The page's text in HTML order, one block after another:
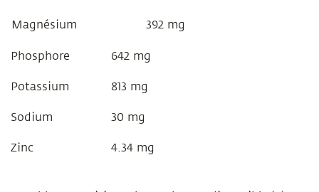
Magnésium 392 mg
Phosphore 642 mg
Potassium 813 mg
Sodium 30 mg
Zinc 4.34 mg